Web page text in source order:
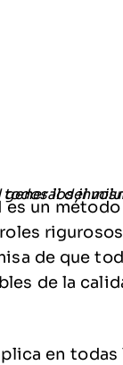
son responsables de la calidad general
es un
de que
de la
en